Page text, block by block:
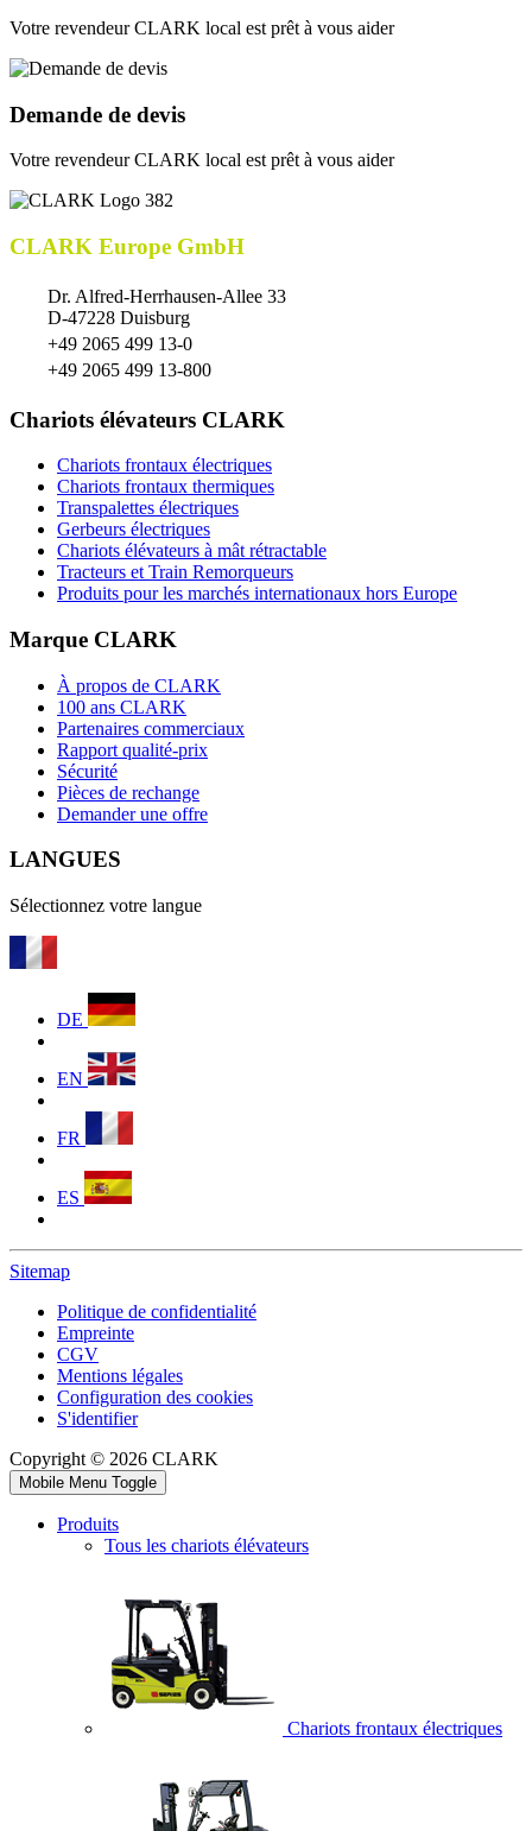
Votre revendeur CLARK local est prêt à vous aider
Demande de devis
Votre revendeur CLARK local est prêt à vous aider
CLARK Europe GmbH
Dr. Alfred-Herrhausen-Allee 33
D-47228 Duisburg
+49 2065 499 13-0
+49 2065 499 13-800
Chariots élévateurs CLARK
Chariots frontaux électriques
Chariots frontaux thermiques
Transpalettes électriques
Gerbeurs électriques
Chariots élévateurs à mât rétractable
Tracteurs et Train Remorqueurs
Produits pour les marchés internationaux hors Europe
Marque CLARK
À propos de CLARK
100 ans CLARK
Partenaires commerciaux
Rapport qualité-prix
Sécurité
Pièces de rechange
Demander une offre
LANGUES
Sélectionnez votre langue
DE
EN
FR
ES
Sitemap
Politique de confidentialité
Empreinte
CGV
Mentions légales
Configuration des cookies
S'identifier
Copyright © 2026 CLARK
Mobile Menu Toggle
Produits
Tous les chariots élévateurs
Chariots frontaux électriques